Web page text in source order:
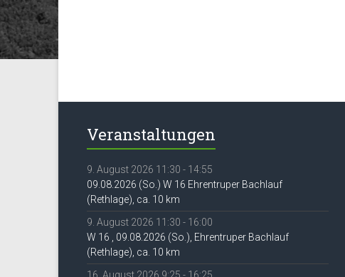
Veranstaltungen
9. August 2026 11:30 - 14:55
09.08.2026 (So.) W 16 Ehrentruper Bachlauf
(Rethlage), ca. 10 km
9. August 2026 11:30 - 16:00
W 16 , 09.08.2026 (So.), Ehrentruper Bachlauf
(Rethlage), ca. 10 km